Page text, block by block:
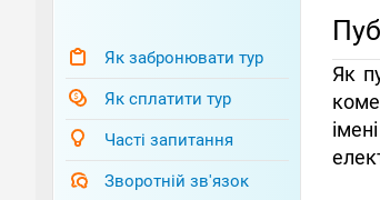
Як забронювати тур
Як сплатити тур
Часті запитання
Зворотній зв'язок
Як